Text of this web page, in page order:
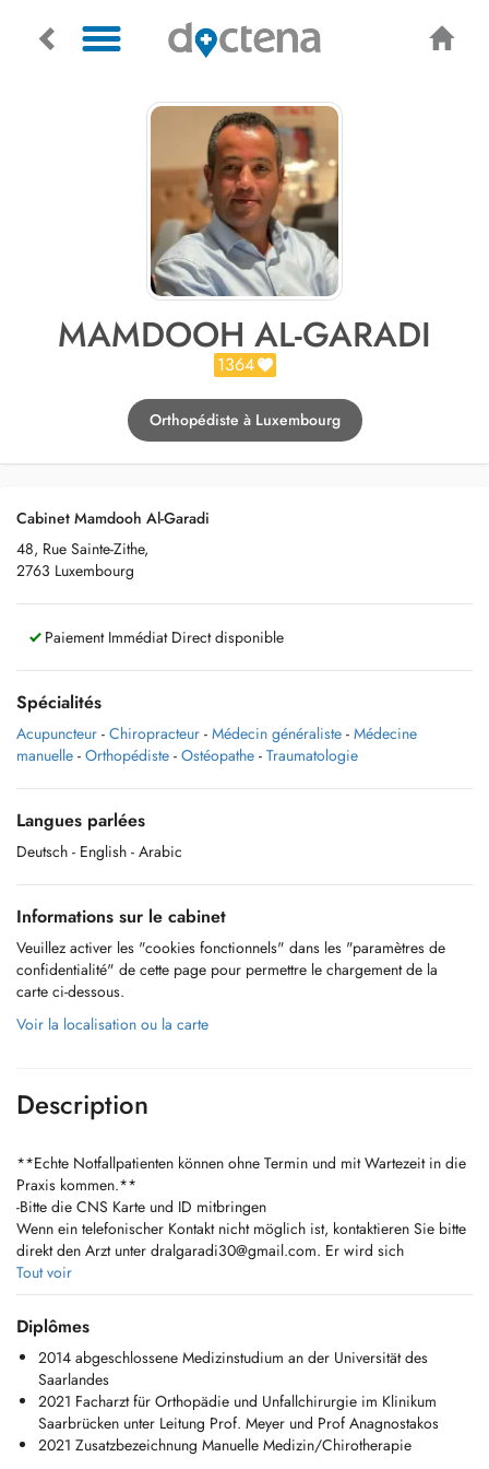
MAMDOOH AL-GARADI
1364
Orthopédiste à Luxembourg
Cabinet Mamdooh Al-Garadi
48, Rue Sainte-Zithe,
2763 Luxembourg
Paiement Immédiat Direct disponible
Spécialités
Acupuncteur - Chiropracteur - Médecin généraliste - Médecine
manuelle - Orthopédiste - Ostéopathe - Traumatologie
Langues parlées
Deutsch - English - Arabic
Informations sur le cabinet
Veuillez activer les "cookies fonctionnels" dans les "paramètres de
confidentialité" de cette page pour permettre le chargement de la
carte ci-dessous.
Voir la localisation ou la carte
Description
**Echte Notfallpatienten können ohne Termin und mit Wartezeit in die
Praxis kommen.**
-Bitte die CNS Karte und ID mitbringen
Wenn ein telefonischer Kontakt nicht möglich ist, kontaktieren Sie bitte
direkt den Arzt unter dralgaradi30@gmail.com. Er wird sich
persönlich um Ihr Anliegen kümmern.
**Genuine emergency patients may come to the practice without an
appointment, but should expect waiting times.
Please bring your CNS card and your ID with you!
** If phone contact is not possible, please contact the doctor directly
at dralgaradi30@gmail.com. He will personally take care of your
matter.
Tout voir
Diplômes
2014 abgeschlossene Medizinstudium an der Universität des
Saarlandes
2021 Facharzt für Orthopädie und Unfallchirurgie im Klinikum
Saarbrücken unter Leitung Prof. Meyer und Prof Anagnostakos
2021 Zusatzbezeichnung Manuelle Medizin/Chirotherapie